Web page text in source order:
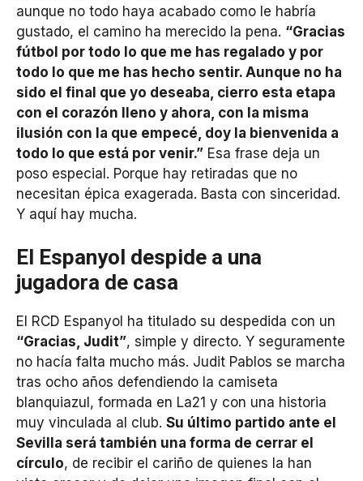
aunque no todo haya acabado como le habría
gustado, el camino ha merecido la pena. “Gracias
fútbol por todo lo que me has regalado y por
todo lo que me has hecho sentir. Aunque no ha
sido el final que yo deseaba, cierro esta etapa
con el corazón lleno y ahora, con la misma
ilusión con la que empecé, doy la bienvenida a
todo lo que está por venir.” Esa frase deja un
poso especial. Porque hay retiradas que no
necesitan épica exagerada. Basta con sinceridad.
Y aquí hay mucha.
El Espanyol despide a una
jugadora de casa
El RCD Espanyol ha titulado su despedida con un
“Gracias, Judit”, simple y directo. Y seguramente
no hacía falta mucho más. Judit Pablos se marcha
tras ocho años defendiendo la camiseta
blanquiazul, formada en La21 y con una historia
muy vinculada al club. Su último partido ante el
Sevilla será también una forma de cerrar el
círculo, de recibir el cariño de quienes la han